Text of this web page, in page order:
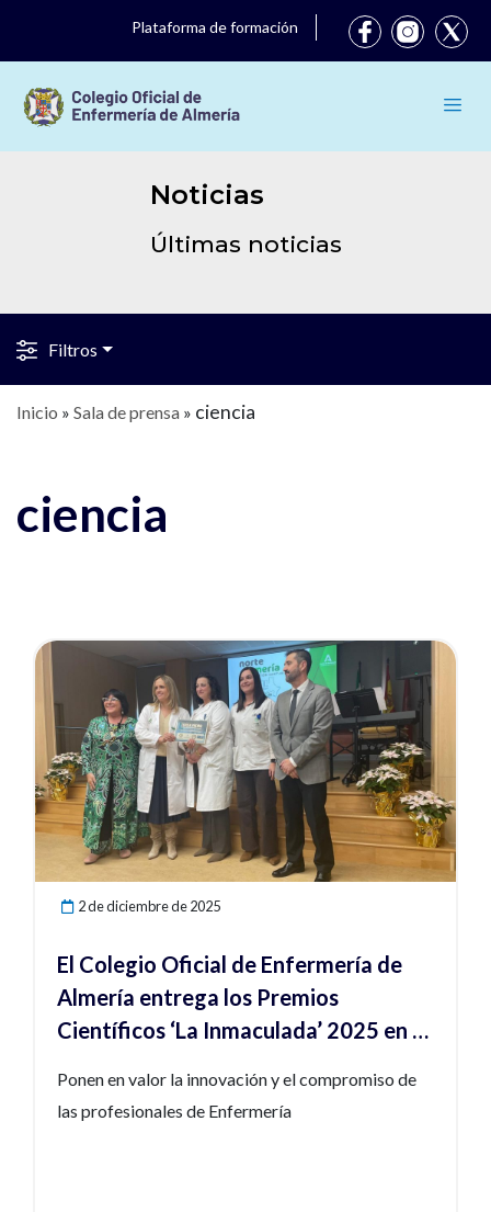
Plataforma de formación
Noticias
Últimas noticias
Filtros
Inicio » Sala de prensa » ciencia
ciencia
2 de diciembre de 2025
El Colegio Oficial de Enfermería de
Almería entrega los Premios
Científicos ‘La Inmaculada’ 2025 en el
Ponen en valor la innovación y el compromiso de
las profesionales de Enfermería
Ver noticia